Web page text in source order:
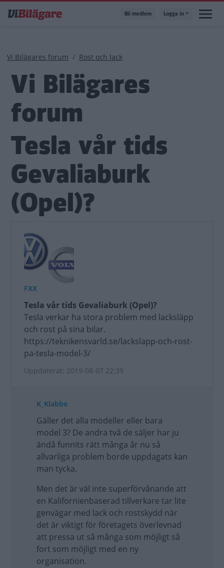
till
Bli medlem Logga in
Länkstig
Vi Bilägares forum Rost och lack
Vi Bilägares
forum
Tesla vår tids
Gevaliaburk
(Opel)?
FXX
Tesla vår tids Gevaliaburk (Opel)?
Tesla verkar ha stora problem med lacksläpp
och rost på sina bilar.
https://teknikensvarld.se/lackslapp-och-rost-
pa-tesla-model-3/
Uppdaterat: 2019-08-07 22:39
K_Klabbe
Gäller det alla modeller eller bara
model 3? De andra två de säljer har ju
ändå funnits rätt många år nu så
allvarliga problem borde uppdagats kan
man tycka.
Men det är väl inte superförvånande att
en Kalifornienbaserad tillverkare tar lite
genvägar med lack och rostskydd när
det är viktigt för företagets överlevnad
att pressa ut så många som möjligt så
fort som möjligt med en ny
organisation.